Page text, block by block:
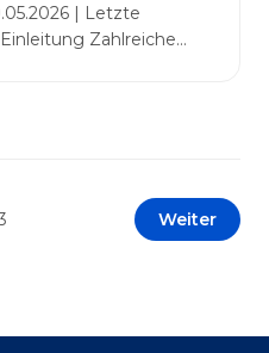
| Letzte
Zahlreiche
interne Skepsis
dieses Beitrags ist
Weiter